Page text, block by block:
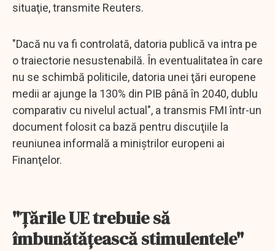
situaţie, transmite Reuters.
"Dacă nu va fi controlată, datoria publică va intra pe
o traiectorie nesustenabilă. În eventualitatea în care
nu se schimbă politicile, datoria unei ţări europene
medii ar ajunge la 130% din PIB până în 2040, dublu
comparativ cu nivelul actual", a transmis FMI într-un
document folosit ca bază pentru discuţiile la
reuniunea informală a miniştrilor europeni ai
Finanţelor.
"Ţările UE trebuie să
îmbunătăţească stimulentele"